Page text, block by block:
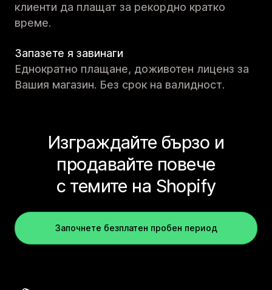
клиенти да плащат за рекордно кратко
време.
Запазете я завинаги
Еднократно плащане, доживотен лиценз за
Вашия магазин. Без срок на валидност.
Изграждайте бързо и
продавайте повече
с темите на Shopify
Започнете безплатен пробен период